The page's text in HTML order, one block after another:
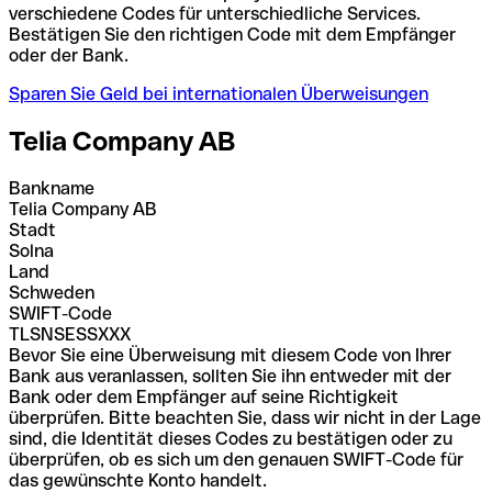
verschiedene Codes für unterschiedliche Services.
Bestätigen Sie den richtigen Code mit dem Empfänger
oder der Bank.
Sparen Sie Geld bei internationalen Überweisungen
Telia Company AB
Bankname
Telia Company AB
Stadt
Solna
Land
Schweden
SWIFT-Code
TLSNSESSXXX
Bevor Sie eine Überweisung mit diesem Code von Ihrer
Bank aus veranlassen, sollten Sie ihn entweder mit der
Bank oder dem Empfänger auf seine Richtigkeit
überprüfen. Bitte beachten Sie, dass wir nicht in der Lage
sind, die Identität dieses Codes zu bestätigen oder zu
überprüfen, ob es sich um den genauen SWIFT-Code für
das gewünschte Konto handelt.